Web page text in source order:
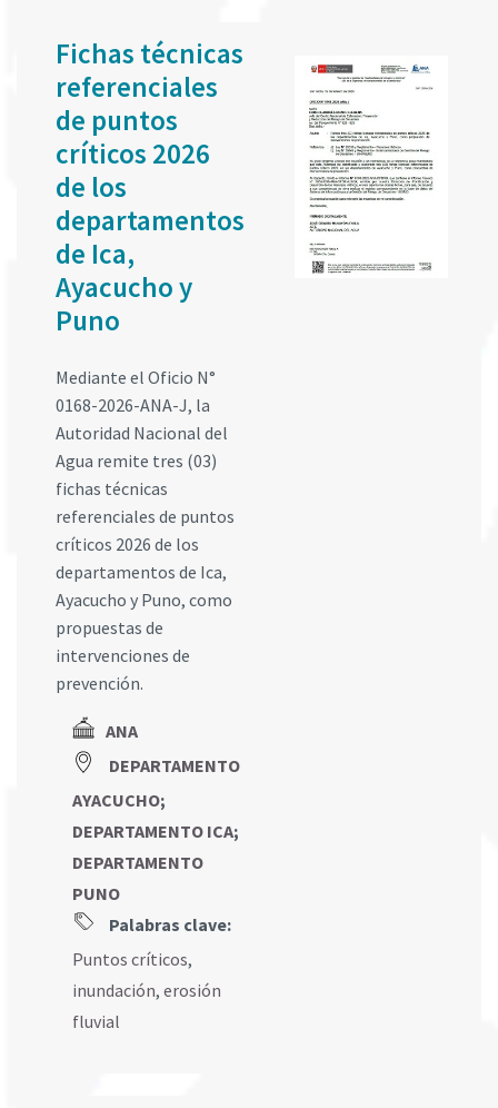
Fichas técnicas
referenciales
de puntos
críticos 2026
de los
departamentos
de Ica,
Ayacucho y
Puno
Mediante el Oficio N°
0168-2026-ANA-J, la
Autoridad Nacional del
Agua remite tres (03)
fichas técnicas
referenciales de puntos
críticos 2026 de los
departamentos de Ica,
Ayacucho y Puno, como
propuestas de
intervenciones de
prevención.
ANA
DEPARTAMENTO
AYACUCHO;
DEPARTAMENTO ICA;
DEPARTAMENTO
PUNO
Palabras clave:
Puntos críticos,
inundación, erosión
fluvial